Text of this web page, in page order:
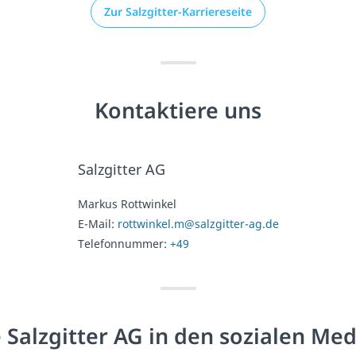
Zur Salzgitter-Karriereseite
Kontaktiere uns
Salzgitter AG
Markus Rottwinkel
E-Mail: rottwinkel.m@salzgitter-ag.de
Telefonnummer: +49
Salzgitter AG in den sozialen